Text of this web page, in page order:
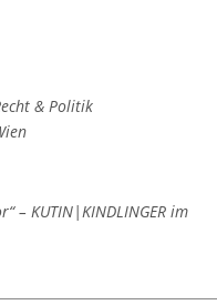
& Politik
– KUTIN|KINDLINGER im